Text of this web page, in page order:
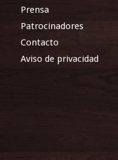
Prensa
Patrocinadores
Contacto
Aviso de privacidad